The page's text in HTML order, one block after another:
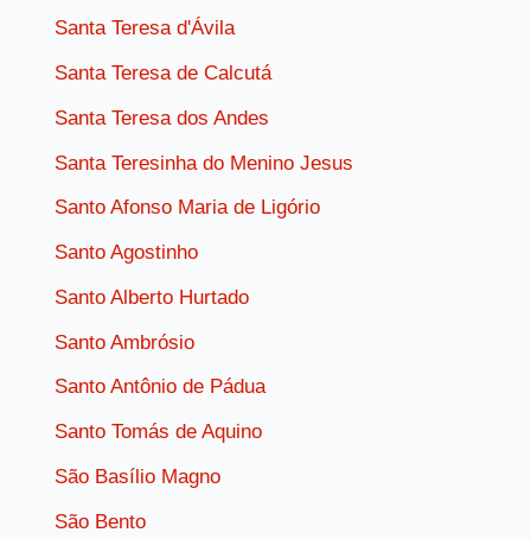
Santa Teresa d'Ávila
Santa Teresa de Calcutá
Santa Teresa dos Andes
Santa Teresinha do Menino Jesus
Santo Afonso Maria de Ligório
Santo Agostinho
Santo Alberto Hurtado
Santo Ambrósio
Santo Antônio de Pádua
Santo Tomás de Aquino
São Basílio Magno
São Bento